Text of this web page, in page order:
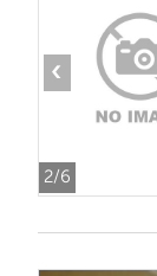
2/6
‹